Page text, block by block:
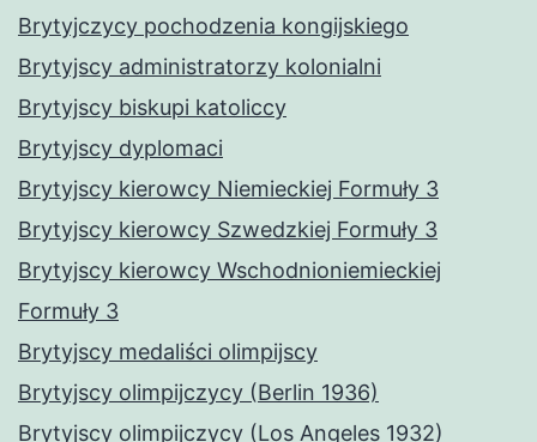
Brytyjczycy pochodzenia kongijskiego
Brytyjscy administratorzy kolonialni
Brytyjscy biskupi katoliccy
Brytyjscy dyplomaci
Brytyjscy kierowcy Niemieckiej Formuły 3
Brytyjscy kierowcy Szwedzkiej Formuły 3
Brytyjscy kierowcy Wschodnioniemieckiej
Formuły 3
Brytyjscy medaliści olimpijscy
Brytyjscy olimpijczycy (Berlin 1936)
Brytyjscy olimpijczycy (Los Angeles 1932)